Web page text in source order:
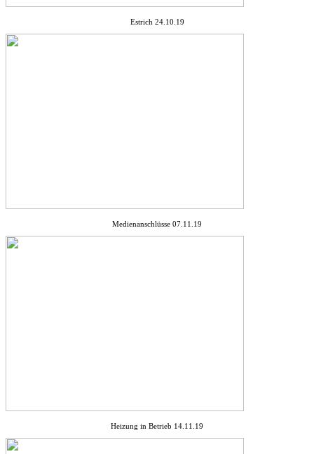
Estrich 24.10.19
Medienanschlüsse 07.11.19
Heizung in Betrieb 14.11.19